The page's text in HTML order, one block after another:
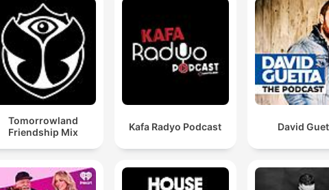
Tomorrowland
Friendship Mix
Kafa Radyo Podcast David